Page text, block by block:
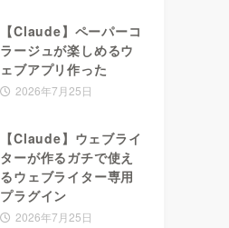
【Claude】ペーパーコ
ラージュが楽しめるウ
ェブアプリ作った
2026年7月25日
【Claude】ウェブライ
ターが作るガチで使え
るウェブライター専用
プラグイン
2026年7月25日